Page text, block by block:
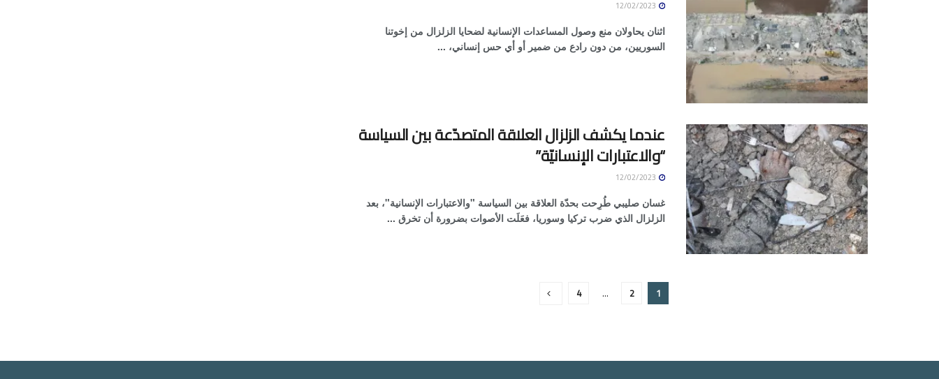
اثنان يحاولان منع وصول المساعدات الإنسانية لضحايا الزلزال من إخوتنا
السوريين، من دون رادع من ضمير أو أي حس إنساني، ...
عندما يكشف الزلزال العلاقة المتصدّعة بين السياسة
“والاعتبارات الإنسانيّة”
غسان صليبي طُرِحت بحدّة العلاقة بين السياسة "والاعتبارات الإنسانية"، بعد
الزلزال الذي ضرب تركيا وسوريا، فعَلَت الأصوات بضرورة أن تخرق ...
1
2
…
4